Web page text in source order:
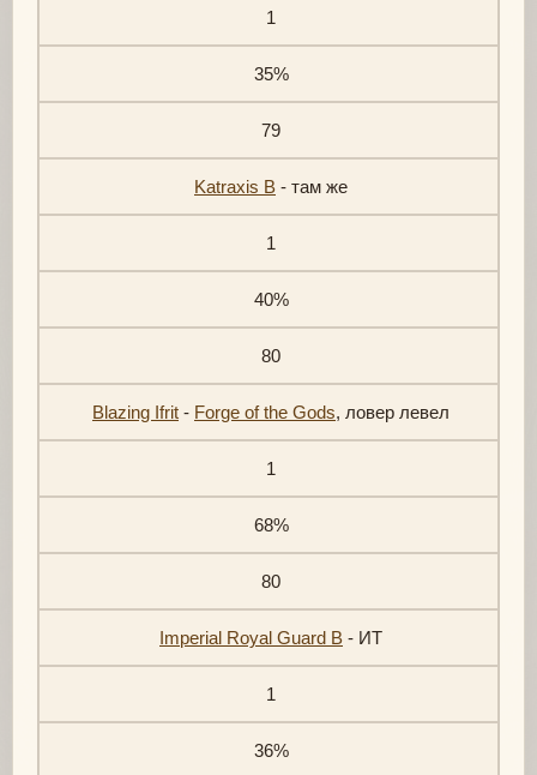
1
35%
79
Katraxis B - там же
1
40%
80
Blazing Ifrit - Forge of the Gods, ловер левел
1
68%
80
Imperial Royal Guard B - ИТ
1
36%